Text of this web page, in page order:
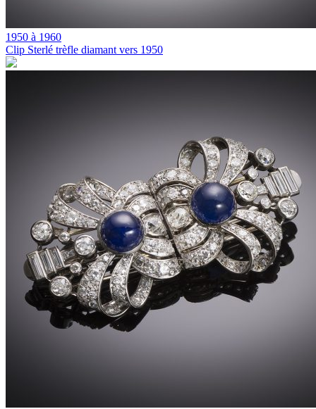
1950 à 1960
Clip Sterlé trèfle diamant vers 1950